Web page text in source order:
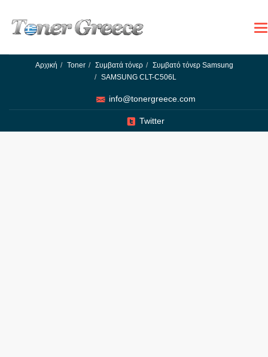
Αρχική Toner Συμβατά τόνερ
Συμβατό τόνερ Samsung
SAMSUNG CLT-C506L
info@tonergreece.com
Twitter